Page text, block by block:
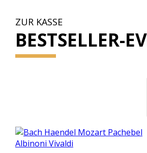
ZUR KASSE
BESTSELLER-